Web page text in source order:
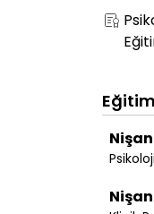
Eğitim